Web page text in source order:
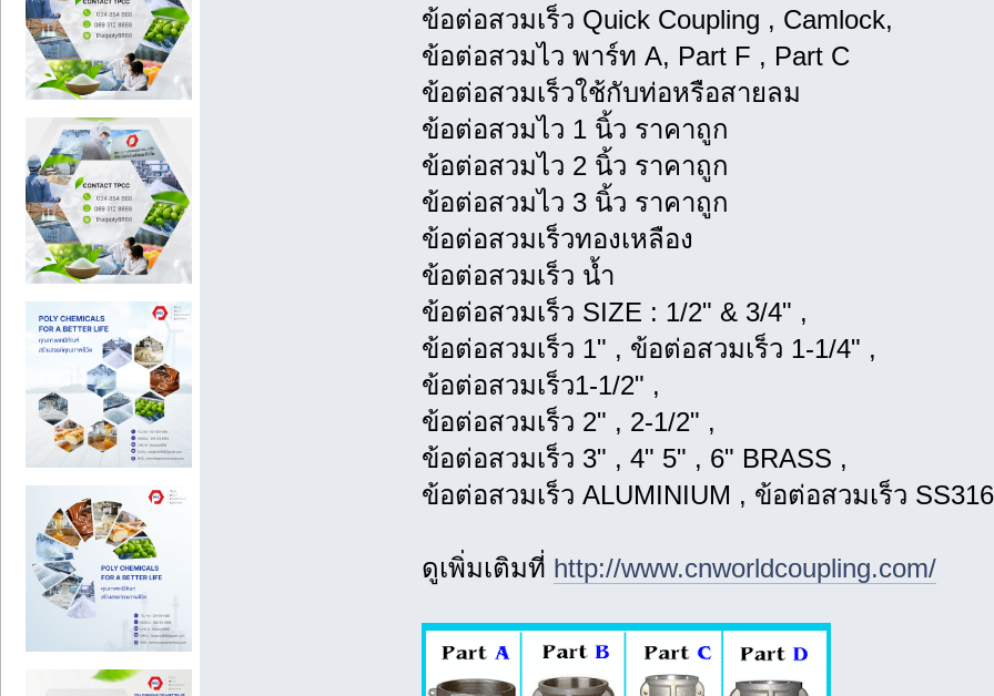
ข้อต่อสวมเร็ว Quick Coupling , Camlock,
ข้อต่อสวมไว พาร์ท A, Part F , Part C
ข้อต่อสวมเร็วใช้กับท่อหรือสายลม
ข้อต่อสวมไว 1 นิ้ว ราคาถูก
ข้อต่อสวมไว 2 นิ้ว ราคาถูก
ข้อต่อสวมไว 3 นิ้ว ราคาถูก
ข้อต่อสวมเร็วทองเหลือง
ข้อต่อสวมเร็ว น้ำ
ข้อต่อสวมเร็ว SIZE : 1/2" & 3/4" ,
ข้อต่อสวมเร็ว 1" , ข้อต่อสวมเร็ว 1-1/4" ,
ข้อต่อสวมเร็ว1-1/2" ,
ข้อต่อสวมเร็ว 2" , 2-1/2" ,
ข้อต่อสวมเร็ว 3" , 4" 5" , 6" BRASS ,
ข้อต่อสวมเร็ว ALUMINIUM , ข้อต่อสวมเร็ว SS316
ดูเพิ่มเติมที่ http://www.cnworldcoupling.com/